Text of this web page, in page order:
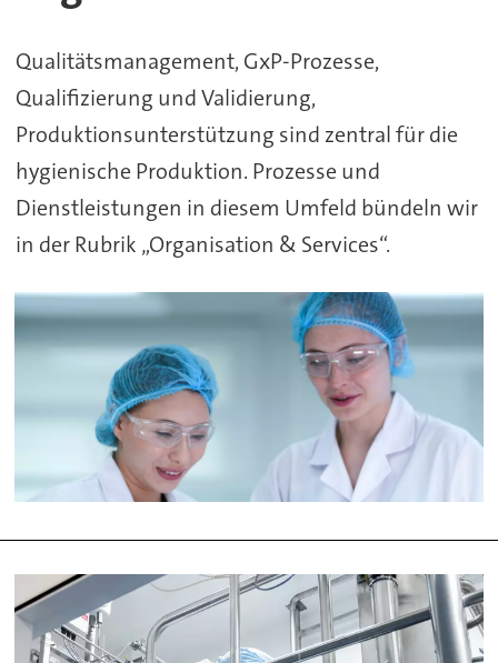
Pharma+Food
Qualitätsmanagement, GxP-Prozesse,
Qualifizierung und Validierung,
Produktionsunterstützung sind zentral für die
hygienische Produktion. Prozesse und
Dienstleistungen in diesem Umfeld bündeln wir
in der Rubrik „Organisation & Services“.